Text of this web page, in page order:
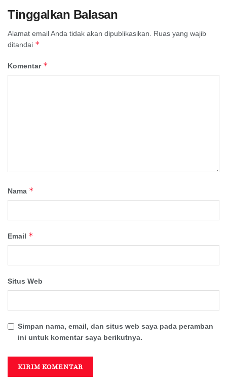
Tinggalkan Balasan
Alamat email Anda tidak akan dipublikasikan. Ruas yang wajib
ditandai *
Komentar *
Nama *
Email *
Situs Web
Simpan nama, email, dan situs web saya pada peramban
ini untuk komentar saya berikutnya.